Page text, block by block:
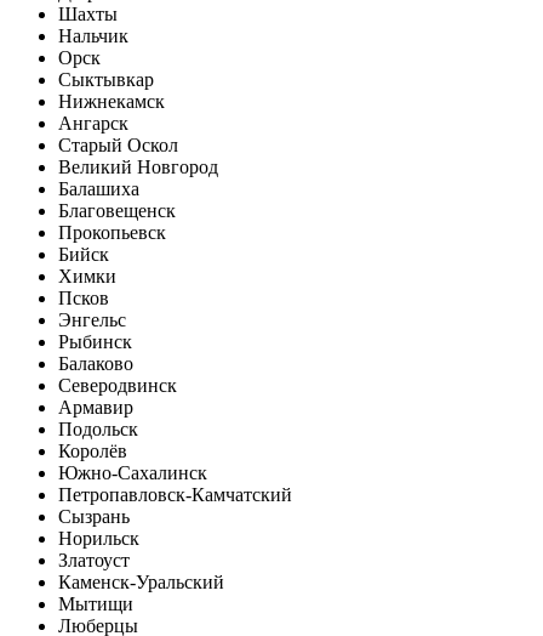
Шахты
Нальчик
Орск
Сыктывкар
Нижнекамск
Ангарск
Старый Оскол
Великий Новгород
Балашиха
Благовещенск
Прокопьевск
Бийск
Химки
Псков
Энгельс
Рыбинск
Балаково
Северодвинск
Армавир
Подольск
Королёв
Южно-Сахалинск
Петропавловск-Камчатский
Сызрань
Норильск
Златоуст
Каменск-Уральский
Мытищи
Люберцы